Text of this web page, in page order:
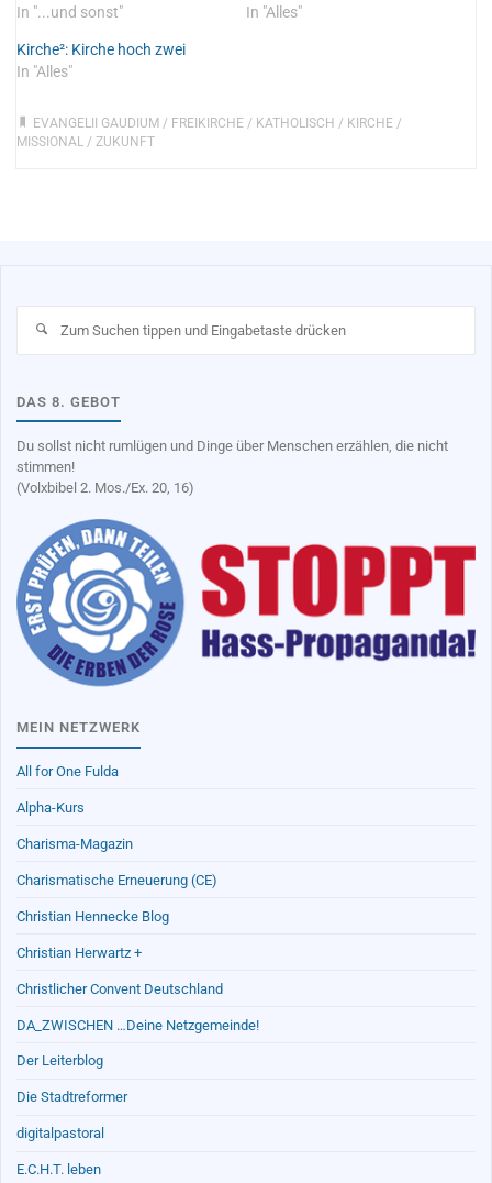
In "...und sonst"
In "Alles"
Kirche²: Kirche hoch zwei
In "Alles"
EVANGELII GAUDIUM / FREIKIRCHE/ KATHOLISCH / KIRCHE/
MISSIONAL /ZUKUNFT
DAS 8. GEBOT
Du sollst nicht rumlügen und Dinge über Menschen erzählen, die nicht
stimmen!
(Volxbibel 2. Mos./Ex. 20, 16)
MEIN NETZWERK
All for One Fulda
Alpha-Kurs
Charisma-Magazin
Charismatische Erneuerung (CE)
Christian Hennecke Blog
Christian Herwartz +
Christlicher Convent Deutschland
DA_ZWISCHEN …Deine Netzgemeinde!
Der Leiterblog
Die Stadtreformer
digitalpastoral
E.C.H.T. leben